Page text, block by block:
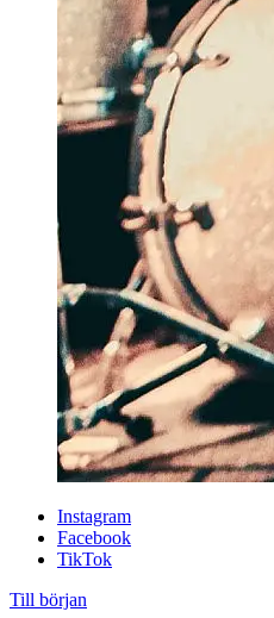
Instagram
Facebook
TikTok
Till början